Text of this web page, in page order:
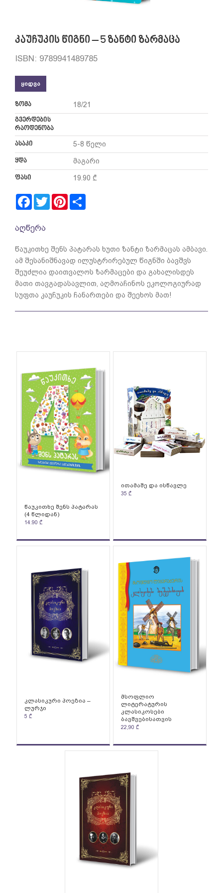
კაუჩუკის წიგნი – 5 ზანტი ზარმაცა
ISBN: 9789941489785
ᲧᲘᲓᲕᲐ
ზომა
18/21
გვერდების
რაოდენობა
ასაკი
5-8 წელი
ყდა მაგარი
ფასი 19.90 ₾
Facebook
TwitterPinterest
აღწერა
წაუკითხე შენს პატარას ხუთი ზანტი ზარმაცას ამბავი.
ამ შესანიშნავად ილუსტრირებულ წიგნში ბავშვს
შეუძლია დაითვალოს ზარმაცები და გახალისდეს
მათი თავგადასავლით, აღმოაჩინოს ეკოლოგიურად
სუფთა კაუჩუკის ჩანართები და შეეხოს მათ!
წაუკითხე შენს პატარას
(4 წლიდან)
14.90 ₾
ითამაშე და ისწავლე
35 ₾
კლასიკური პოეზია –
ლურჯი
5 ₾
მსოფლიო
ლიტერატურის
კლასიკოსები
ბავშვებისათვის
22,90 ₾